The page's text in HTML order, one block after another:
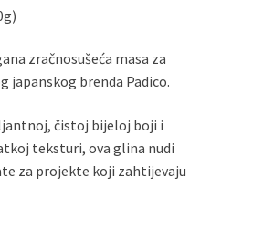
zračnosušeća masa za
japanskog brenda Padico.
čistoj bijeloj boji i
teksturi, ova glina nudi
za projekte koji zahtijevaju